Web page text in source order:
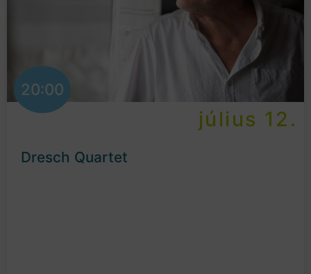
20:00
július 12.
Dresch Quartet